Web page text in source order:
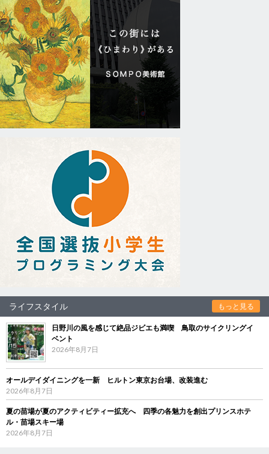
ライフスタイル もっと見る
日野川の風を感じて絶品ジビエも満喫 鳥取のサイクリングイ
ベント
2026年8月7日
オールデイダイニングを一新 ヒルトン東京お台場、改装進む
2026年8月7日
夏の苗場が夏のアクティビティー拡充へ 四季の各魅力を創出プリンスホテ
ル・苗場スキー場
2026年8月7日